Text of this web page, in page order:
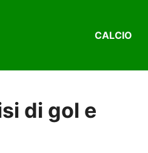
CALCIO
di gol e